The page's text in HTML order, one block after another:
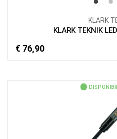
KLARK
KLARK TEKNIK
€ 76,90